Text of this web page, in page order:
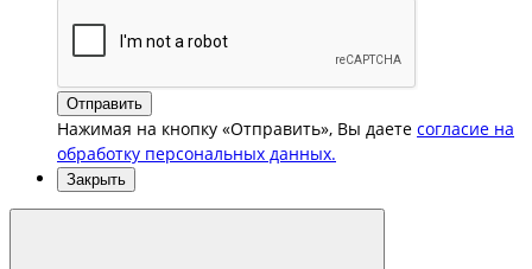
Отправить
Нажимая на кнопку «Отправить», Вы даете согласие на
обработку персональных данных.
Закрыть